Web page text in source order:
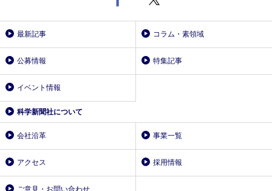
最新記事 コラム・素領域
公募情報 特集記事
イベント情報
科学新聞社について
会社沿革 事業一覧
アクセス 採用情報
ご意見・お問い合わせ